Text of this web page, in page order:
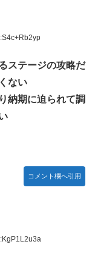
のようにピカピカに
】
「444円」がコチ
くら ｢かっきーは
ステージの攻略だ
ない
納期に迫られて調
コメント欄へ引用